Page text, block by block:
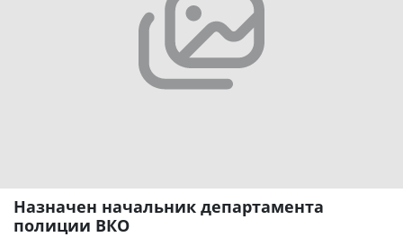
Назначен начальник департамента
полиции ВКО